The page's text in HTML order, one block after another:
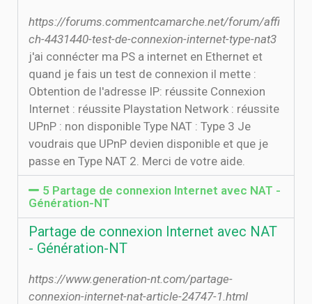
https://forums.commentcamarche.net/forum/affi
ch-4431440-test-de-connexion-internet-type-nat3
j'ai connécter ma PS a internet en Ethernet et
quand je fais un test de connexion il mette :
Obtention de l'adresse IP: réussite Connexion
Internet : réussite Playstation Network : réussite
UPnP : non disponible Type NAT : Type 3 Je
voudrais que UPnP devien disponible et que je
passe en Type NAT 2. Merci de votre aide.
5 Partage de connexion Internet avec NAT -
Génération-NT
Partage de connexion Internet avec NAT
- Génération-NT
https://www.generation-nt.com/partage-
connexion-internet-nat-article-24747-1.html